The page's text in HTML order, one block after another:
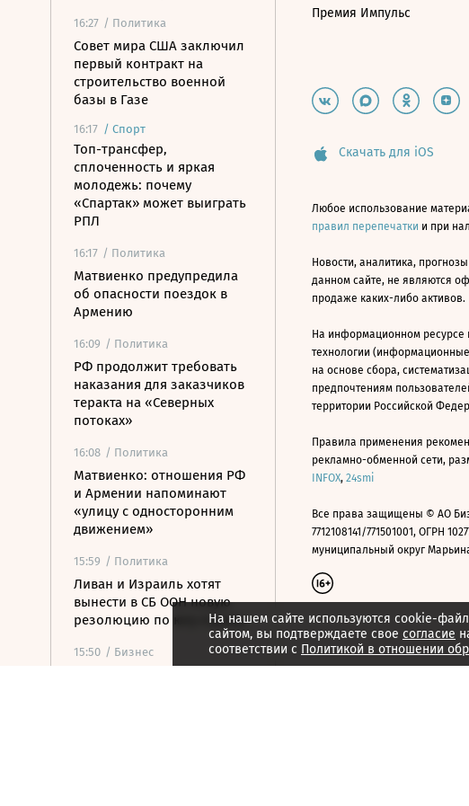
16:27 / Политика
Совет мира США заключил
первый контракт на
строительство военной
базы в Газе
16:17 / Спорт
Топ-трансфер,
сплоченность и яркая
молодежь: почему
«Спартак» может выиграть
РПЛ
16:17 / Политика
Матвиенко предупредила
об опасности поездок в
Армению
16:09 / Политика
РФ продолжит требовать
наказания для заказчиков
теракта на «Северных
потоках»
16:08 / Политика
Матвиенко: отношения РФ
и Армении напоминают
«улицу с односторонним
движением»
15:59 / Политика
Ливан и Израиль хотят
вынести в СБ ООН новую
резолюцию по югу страны
15:50 / Бизнес
На нашем сайте используются cookie-
сайтом, вы подтверждаете свое согласие
соответствии с Политикой в отношении
Премия Импульс
Скачать для iOS
Любое использование
правил перепечатки и при
Новости, аналитика,
данном сайте, не являются
продаже каких-либо активов.
На информационном ресурсе
технологии
на основе сбора,
предпочтениям
территории Российской
Правила применения
рекламно-обменной сети,
INFOX, 24smi
Все права защищены © АО
7712108141/771501001, ОГРН
муниципальный округ